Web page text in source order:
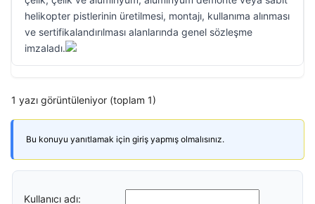
helikopter pistlerinin üretilmesi, montajı, kullanıma alınması
ve sertifikalandırılması alanlarında genel sözleşme
imzaladı.
1 yazı görüntüleniyor (toplam 1)
Bu konuyu yanıtlamak için giriş yapmış olmalısınız.
Kullanıcı adı: